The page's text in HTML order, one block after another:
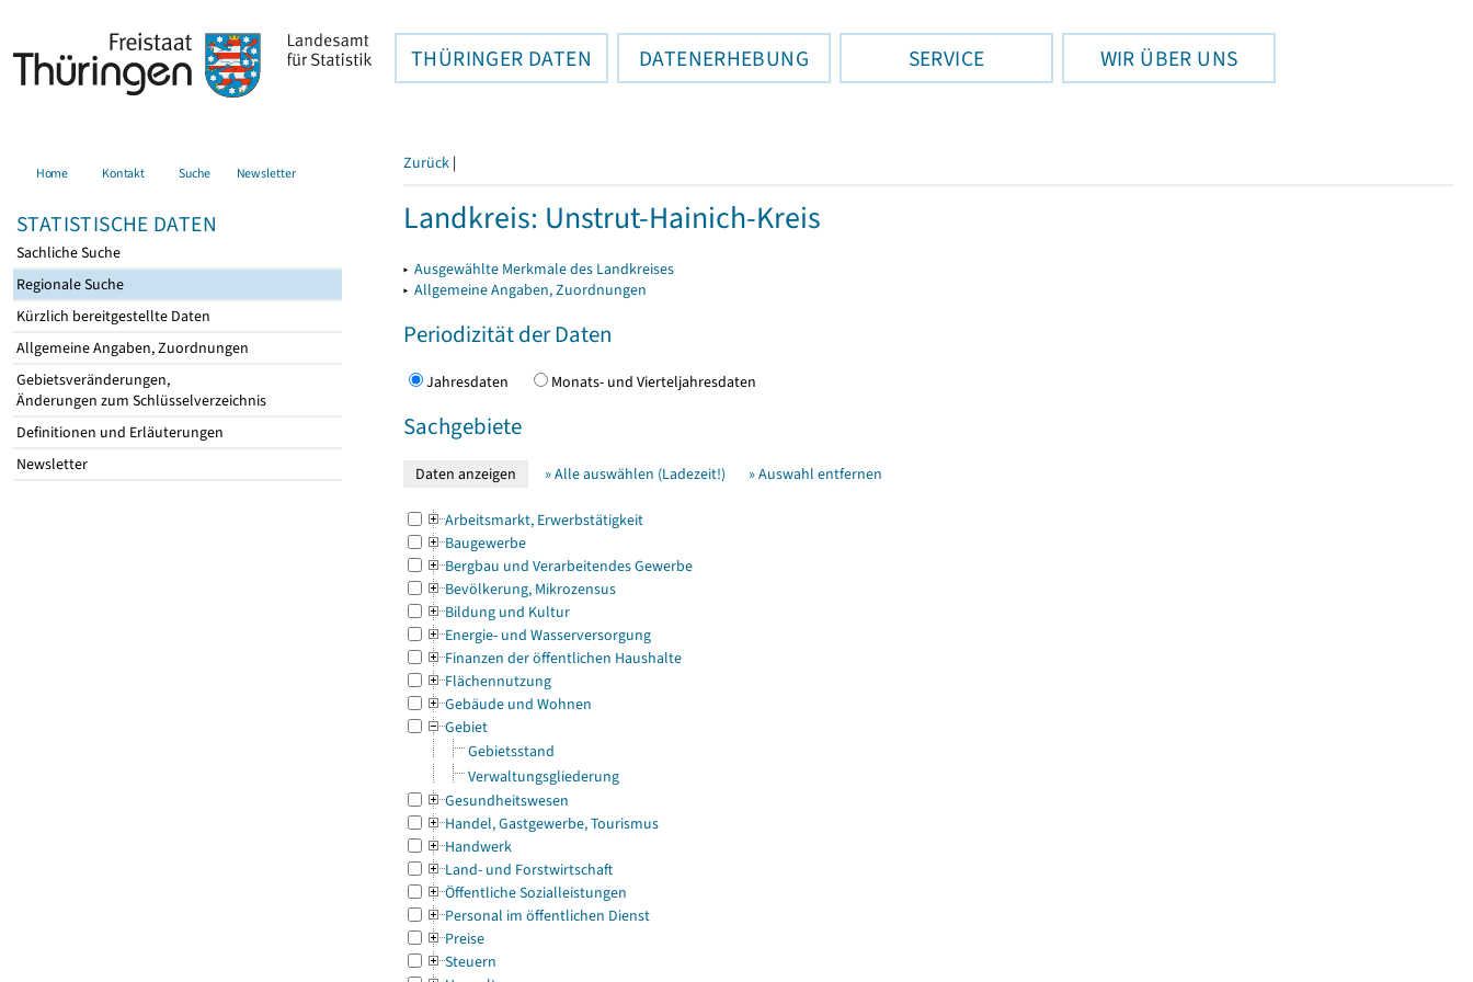
THÜRINGER DATEN DATENERHEBUNG SERVICE WIR ÜBER UNS
Home Kontakt Suche Newsletter
STATISTISCHE DATEN
Sachliche Suche
Regionale Suche
Kürzlich bereitgestellte Daten
Allgemeine Angaben, Zuordnungen
Gebietsveränderungen,
Änderungen zum Schlüsselverzeichnis
Definitionen und Erläuterungen
Newsletter
Zurück |
Landkreis: Unstrut-Hainich-Kreis
▸ Ausgewählte Merkmale des Landkreises
▸ Allgemeine Angaben, Zuordnungen
Periodizität der Daten
Jahresdaten Monats- und Vierteljahresdaten
Sachgebiete
» Alle auswählen (Ladezeit!) » Auswahl entfernen
Arbeitsmarkt, Erwerbstätigkeit
Baugewerbe
Bergbau und Verarbeitendes Gewerbe
Bevölkerung, Mikrozensus
Bildung und Kultur
Energie- und Wasserversorgung
Finanzen der öffentlichen Haushalte
Flächennutzung
Gebäude und Wohnen
Gebiet
Gebietsstand
Verwaltungsgliederung
Gesundheitswesen
Handel, Gastgewerbe, Tourismus
Handwerk
Land- und Forstwirtschaft
Öffentliche Sozialleistungen
Personal im öffentlichen Dienst
Preise
Steuern